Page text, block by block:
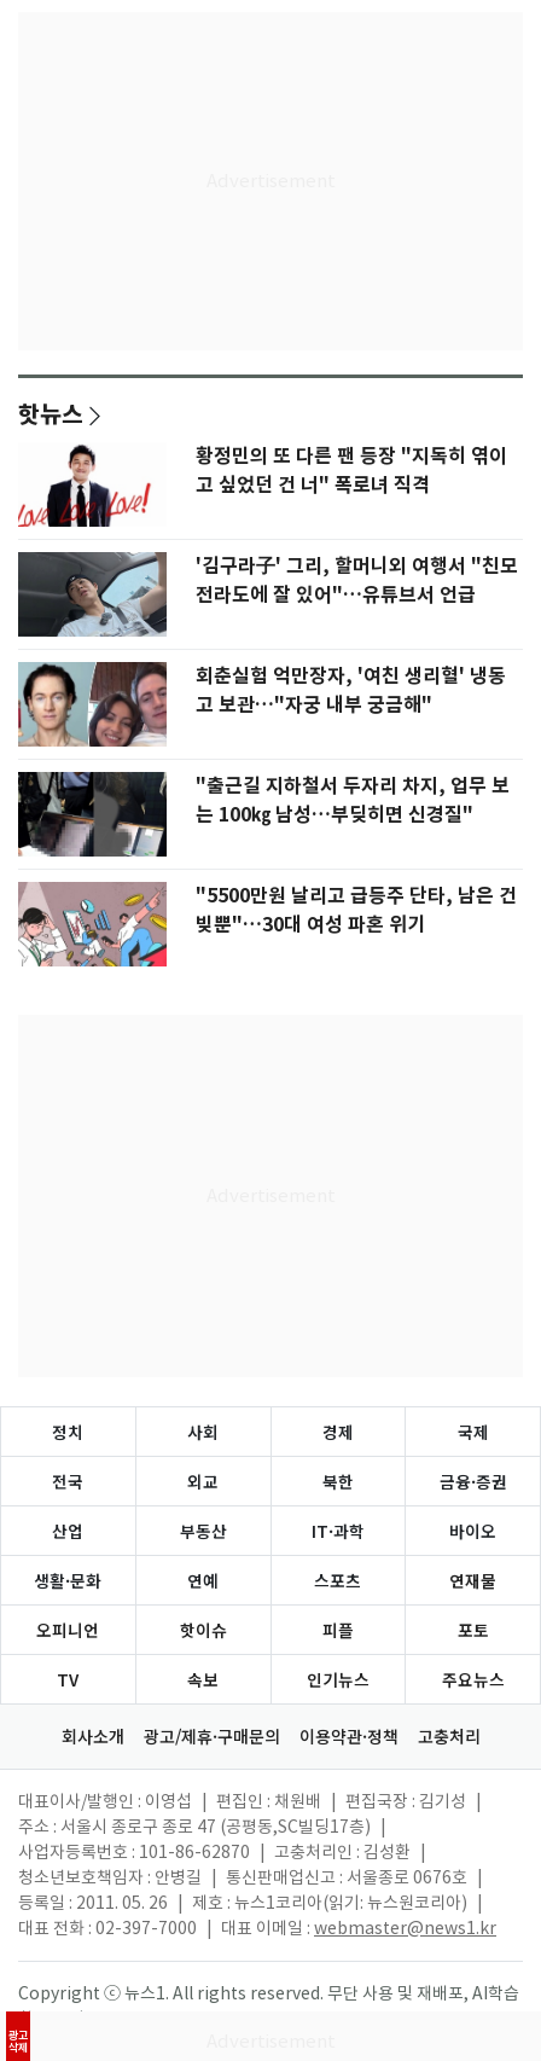
핫뉴스
황정민의 또 다른 팬 등장 "지독히 엮이
고 싶었던 건 너" 폭로녀 직격
'김구라子' 그리, 할머니외 여행서 "친모
전라도에 잘 있어"…유튜브서 언급
회춘실험 억만장자, '여친 생리혈' 냉동
고 보관…"자궁 내부 궁금해"
"출근길 지하철서 두자리 차지, 업무 보
는 100㎏ 남성…부딪히면 신경질"
"5500만원 날리고 급등주 단타, 남은 건
빚뿐"…30대 여성 파혼 위기
광고
삭제
정치 사회 경제 국제
전국 외교 북한 금융·증권
산업 부동산 IT·과학 바이오
생활·문화 연예 스포츠 연재물
오피니언 핫이슈 피플 포토
TV 속보 인기뉴스 주요뉴스
회사소개 광고/제휴·구매문의 이용약관·정책 고충처리
대표이사/발행인 : 이영섭 편집인 : 채원배 편집국장 : 김기성
주소 : 서울시 종로구 종로 47 (공평동,SC빌딩17층)
사업자등록번호 : 101-86-62870
고충처리인 : 김성환
청소년보호책임자 : 안병길
통신판매업신고 : 서울종로 0676호
등록일 : 2011. 05. 26
제호 : 뉴스1코리아(읽기: 뉴스원코리아)
대표 전화 : 02-397-7000
대표 이메일 : webmaster@news1.kr
Copyright ⓒ 뉴스1. All rights reserved. 무단 사용 및 재배포, AI학습
활용 금지.